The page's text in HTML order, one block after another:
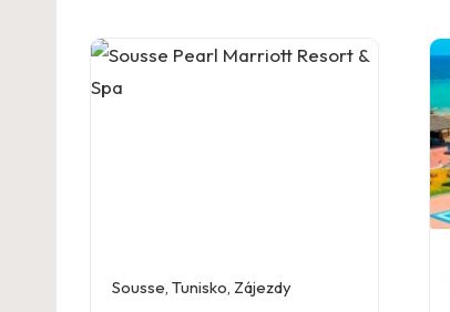
Sousse, Tunisko, Zájezdy